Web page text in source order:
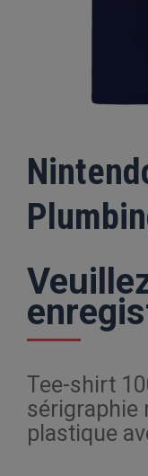
Tee-shirt
sérigraphie
plastique